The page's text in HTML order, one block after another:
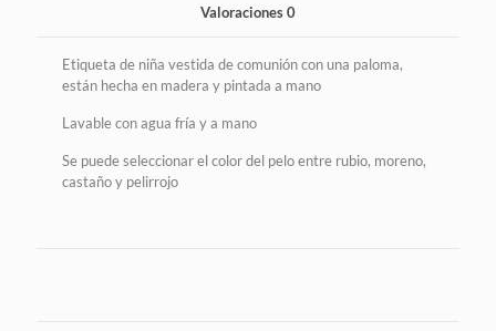
Valoraciones0
Etiqueta de niña vestida de comunión con una paloma,
están hecha en madera y pintada a mano
Lavable con agua fría y a mano
Se puede seleccionar el color del pelo entre rubio, moreno,
castaño y pelirrojo